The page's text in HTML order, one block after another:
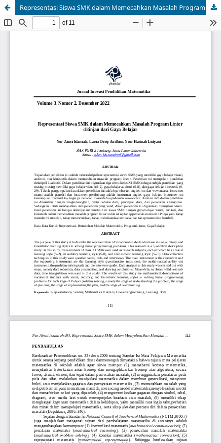
Representasi Siswa SMK dalam Memecahkan Masalah Program Linear Ditinjau dari Gaya Belajar